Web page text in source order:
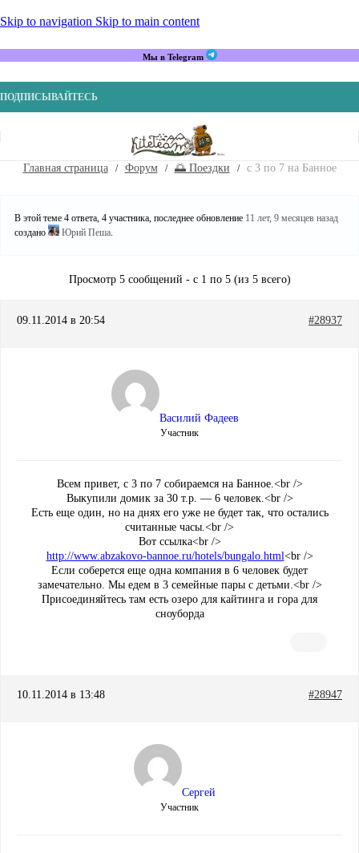
Skip to navigation Skip to main content
Мы в Telegram
ПОДПИСЫВАЙТЕСЬ
Главная страница Форум 🌅 Поездки c 3 по 7 на Банное
В этой теме 4 ответа, 4 участника, последнее обновление 11 лет, 9 месяцев назад
создано
Юрий Пеша.
Просмотр 5 сообщений - с 1 по 5 (из 5 всего)
09.11.2014 в 20:54 #28937
Василий Фадеев
Участник
Всем привет, с 3 по 7 собираемся на Банное.<br />
Выкупили домик за 30 т.р. — 6 человек.<br />
Есть еще один, но на днях его уже не будет так, что остались
считанные часы.<br />
Вот ссылка<br />
http://www.abzakovo-bannoe.ru/hotels/bungalo.html<br />
Если соберется еще одна компания в 6 человек будет
замечательно. Мы едем в 3 семейные пары с детьми.<br />
Присоединяйтесь там есть озеро для кайтинга и гора для
сноуборда
10.11.2014 в 13:48 #28947
Сергей
Участник